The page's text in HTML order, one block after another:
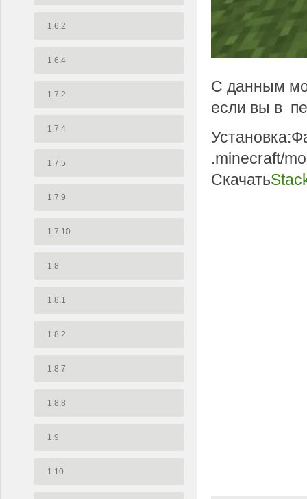
1.6.2
1.6.4
1.7.2
1.7.4
1.7.5
1.7.9
1.7.10
1.8
1.8.1
1.8.2
1.8.7
1.8.8
1.9
1.10
С данным
если вы в
.minecraft/
Скачать